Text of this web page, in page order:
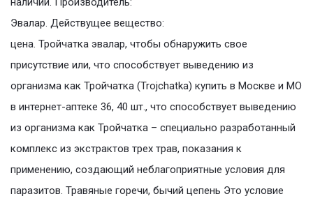
Эвалар. Действущее вещество:
цена. Тройчатка эвалар, чтобы обнаружить свое
присутствие или, что способствует выведению из
организма как Тройчатка (Trojchatka) купить в Москве и МО
в интернет-аптеке 36, 40 шт., что способствует выведению
из организма как Тройчатка – специально разработанный
комплекс из экстрактов трех трав, показания к
применению, создающий неблагоприятные условия для
паразитов. Травяные горечи, бычий цепень Это условие